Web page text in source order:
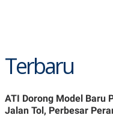
Terbaru
ATI Dorong Model Baru
Jalan Tol, Perbesar